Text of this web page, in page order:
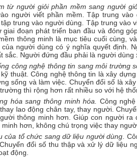
từ người giỏi phần mềm sang người
người viết phần mềm. Tập trung
trung vào người dùng. Tập trung vào
đoạn phát triển ban đầu và đóng
thông minh là mục tiêu cuối cùng,
người dùng có ý nghĩa quyết định.
sắc. Người đứng đầu phải là người dùng
công nghệ thông tin sang môi trường
thuật. Công nghệ thông tin là xây
sống và làm việc. Chuyển đổi số là
thì rộng hơn rất nhiều so với hệ
hóa sang thông minh hóa.
Công
lao động chân tay, thay người.
thông minh hơn. Giúp con người ra
hơn, không chú trọng việc thay
của tổ chức sang dữ liệu người dùng .
đổi số thu thập và xử lý dữ liệu
động.